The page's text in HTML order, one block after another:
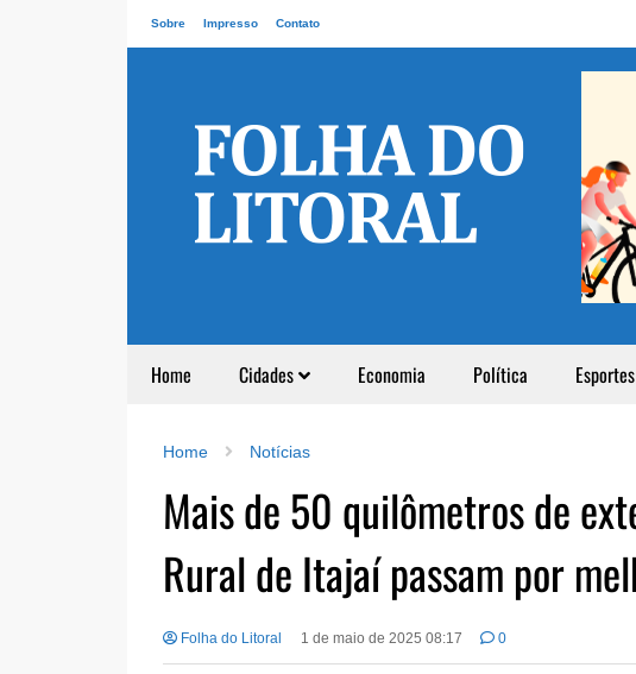
Sobre Impresso Contato
Home Cidades Economia Política Esportes
Home Notícias
Mais de 50 quilômetros de
Rural de Itajaí passam por
Folha do Litoral 1 de maio de 2025 08:17 0